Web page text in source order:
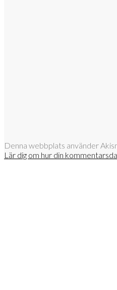
Denna webbplats använder
Lär dig om hur din